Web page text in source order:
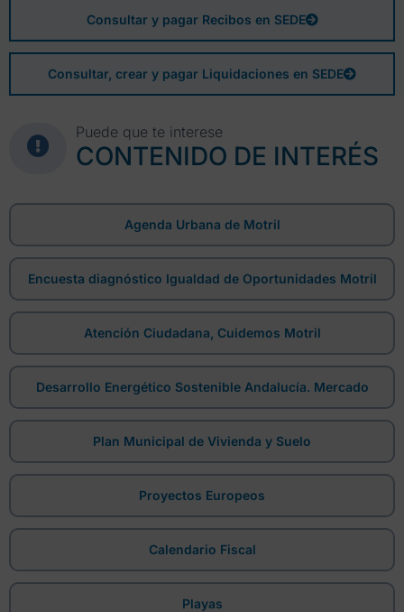
Consultar y pagar Recibos en SEDE
Consultar, crear y pagar Liquidaciones en SEDE
Puede que te interese
CONTENIDO DE INTERÉS
Agenda Urbana de Motril
Encuesta diagnóstico Igualdad de Oportunidades Motril
Atención Ciudadana, Cuidemos Motril
Desarrollo Energético Sostenible Andalucía. Mercado
Plan Municipal de Vivienda y Suelo
Proyectos Europeos
Calendario Fiscal
Playas